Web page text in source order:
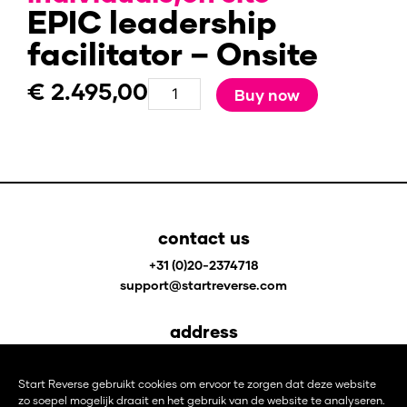
Start Reverse gebruikt cookies om ervoor te zorgen dat deze website
zo soepel mogelijk draait en het gebruik van de website te analyseren.
EPIC leadership
facilitator – Onsite
€ 2.495,00 EPIC
leadership
Onsite
Buy now
contact us
+31 (0)20-2374718
support@startreverse.com
address
1066 JS Amsterdam
The Netherlands